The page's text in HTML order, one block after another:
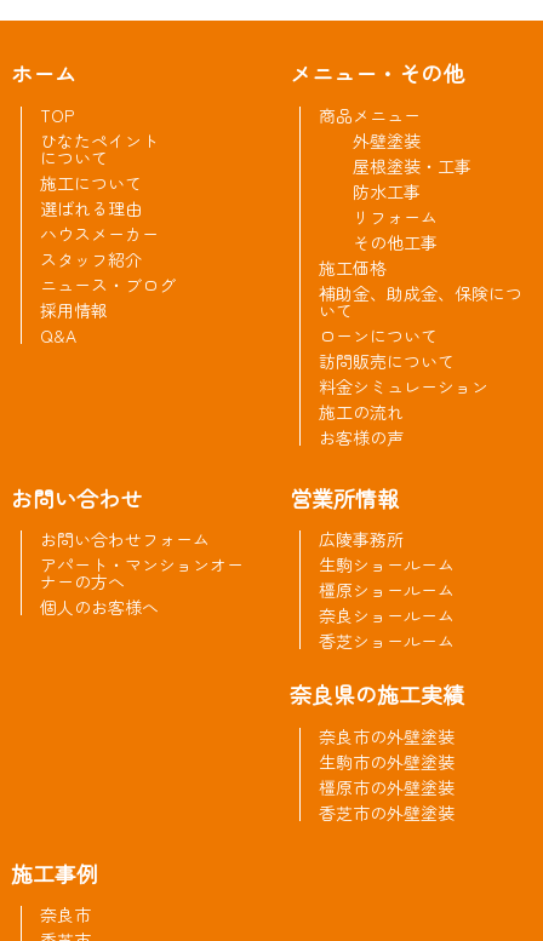
ホーム
TOP
ひなたペイント
について
施工について
選ばれる理由
ハウスメーカー
スタッフ紹介
ニュース・ブログ
採用情報
Q&A
メニュー・その他
商品メニュー
外壁塗装
屋根塗装・工事
防水工事
リフォーム
その他工事
施工価格
補助金、助成金、保険につ
いて
ローンについて
訪問販売について
料金シミュレーション
施工の流れ
お客様の声
お問い合わせ
お問い合わせフォーム
アパート・マンションオー
ナーの方へ
個人のお客様へ
営業所情報
広陵事務所
生駒ショールーム
橿原ショールーム
奈良ショールーム
香芝ショールーム
奈良県の施工実績
奈良市の外壁塗装
生駒市の外壁塗装
橿原市の外壁塗装
香芝市の外壁塗装
施工事例
奈良市